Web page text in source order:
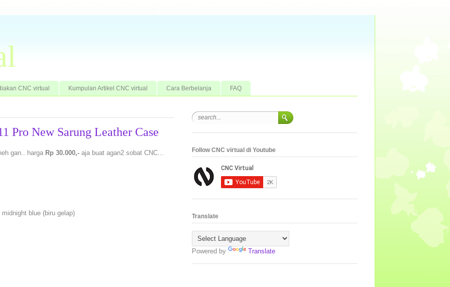
CNC virtual Kumpulan Artikel CNC virtual Cara Berbelanja FAQ
Pro New Sarung Leather Case
gan.. harga Rp 30.000,- aja buat agan2 sobat CNC...
blue (biru gelap)
Follow CNC virtual di Youtube
Translate
Powered by Translate